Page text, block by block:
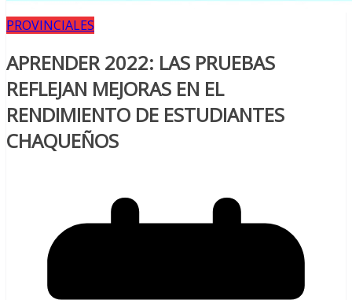
PROVINCIALES
APRENDER 2022: LAS PRUEBAS
REFLEJAN MEJORAS EN EL
RENDIMIENTO DE ESTUDIANTES
CHAQUEÑOS